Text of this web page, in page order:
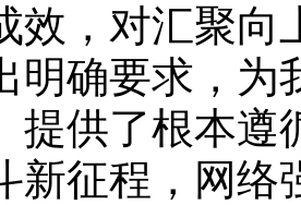
效，对汇聚向
明确要求，为
提供了根本遵
新征程，网络